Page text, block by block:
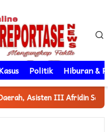
Politik Hiburan &
Iptek Jadi Fondasi